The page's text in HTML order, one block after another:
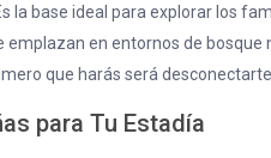
la base ideal para explorar los
emplazan en entornos de bosque
que harás será
para Tu Estadía